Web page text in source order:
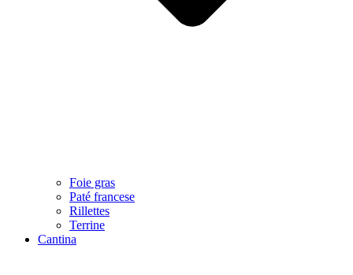
Foie gras
Paté francese
Rillettes
Terrine
Cantina